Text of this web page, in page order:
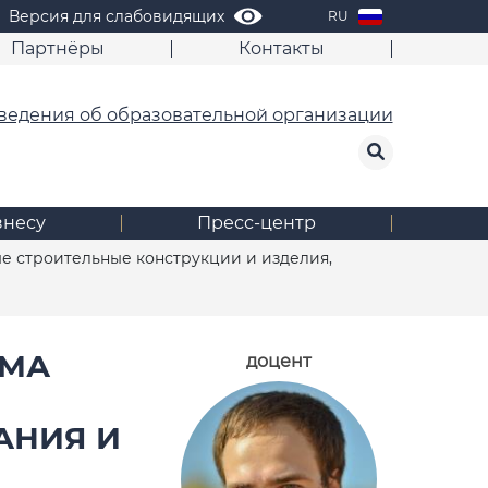
Версия для слабовидящих RU
Партнёры Контакты
об образовательной организации
Пресс-центр
строительные конструкции и изделия,
доцент
И